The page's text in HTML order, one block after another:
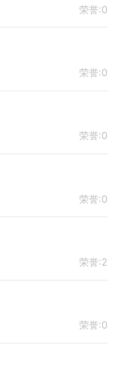
荣誉:0
荣誉:0
荣誉:0
荣誉:0
荣誉:2
荣誉:0